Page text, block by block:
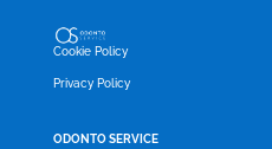
Cookie Policy
Privacy Policy
ODONTO SERVICE